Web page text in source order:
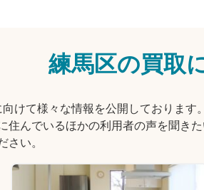
練馬区の買取
けて様々な情報を公開しておりま
住んでいるほかの利用者の声を聞き
さい。